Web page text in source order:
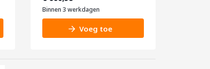
Binnen 3 werkdagen
Voeg toe